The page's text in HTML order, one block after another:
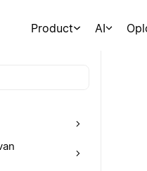
Product AI